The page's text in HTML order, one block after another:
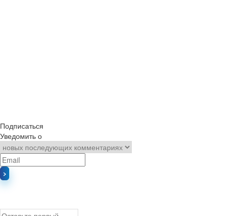
Подписаться
Уведомить о